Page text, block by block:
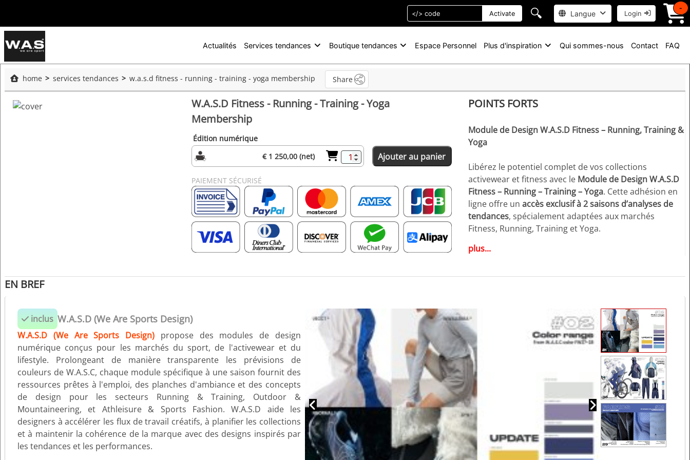
Activate 🔍 Langue Login
-
Actualités Services tendances Boutique tendances Espace Personnel Plus d'inspiration Qui sommes-nous Contact FAQ
home services tendances w.a.s.d fitness - running - training - yoga membership Share
W.A.S.D Fitness - Running - Training - Yoga
Membership
Édition numérique
€ 1 250,00 (net)
Ajouter au panier
PAIEMENT SÉCURISÉ
POINTS FORTS
Module de Design W.A.S.D Fitness – Running, Training &
Yoga
Libérez le potentiel complet de vos collections
activewear et fitness avec le Module de Design W.A.S.D
Fitness – Running – Training – Yoga. Cette adhésion en
ligne offre un accès exclusif à 2 saisons d’analyses de
tendances, spécialement adaptées aux marchés
Fitness, Running, Training et Yoga.
Fonctionnalités & Avantages :
sélectionnés duW.A.S.C Color Forecastsont affinés
jour offrent
plus d’options de designpour les
collections saisonnières.
- Assets téléchargeables & Innovations :Inclut
graphismes, ressources digitales et innovations textiles
pour rester à la pointe.
- Outils créatifs :
Pages créatives avecsilhouettes, flat
drawings et points clés
pour des solutions design
prêtes à l’emploi.
- Bibliothèque d’inspiration :
Plus de50 doubles pages
d’inspiration soigneusement sélectionnée pour le
développement des concepts.
plus...
EN BREF
inclus W.A.S.D (We Are Sports Design)
W.A.S.D (We Are Sports Design) propose des modules de design
numérique conçus pour les marchés du sport, de l'activewear et du
lifestyle. Prolongeant de manière transparente les prévisions de
couleurs de W.A.S.C, chaque module spécifique à une saison fournit des
ressources prêtes à l'emploi, des planches d'ambiance et des concepts
de design pour les secteurs Running & Training, Outdoor &
Mountaineering, et Athleisure & Sports Fashion. W.A.S.D aide les
designers à accélérer les flux de travail créatifs, à planifier les collections
et à maintenir la cohérence de la marque avec des designs inspirés par
les tendances et les performances.